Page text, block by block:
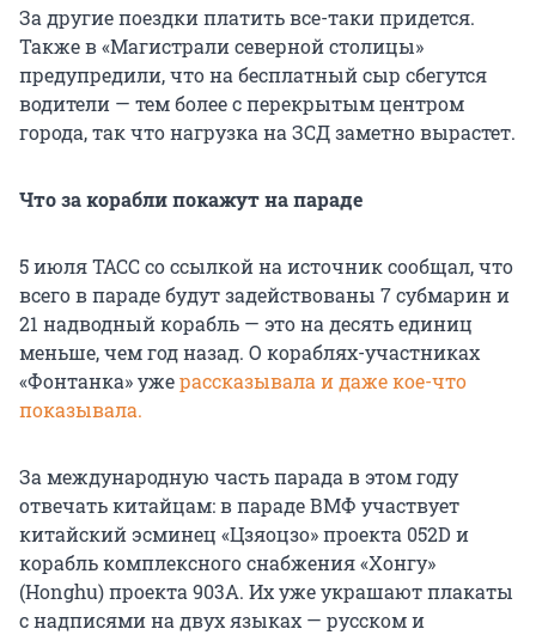
За другие поездки платить все-таки придется.
Также в «Магистрали северной столицы»
предупредили, что на бесплатный сыр сбегутся
водители — тем более с перекрытым центром
города, так что нагрузка на ЗСД заметно вырастет.
Что за корабли покажут на параде
5 июля ТАСС со ссылкой на источник сообщал, что
всего в параде будут задействованы 7 субмарин и
21 надводный корабль — это на десять единиц
меньше, чем год назад. О кораблях-участниках
«Фонтанка» ужерассказывала и даже кое-что
показывала.
За международную часть парада в этом году
отвечать китайцам: в параде ВМФ участвует
китайский эсминец «Цзяоцзо» проекта 052D и
корабль комплексного снабжения «Хонгу»
(Honghu) проекта 903А. Их уже украшают плакаты
с надписями на двух языках — русском и